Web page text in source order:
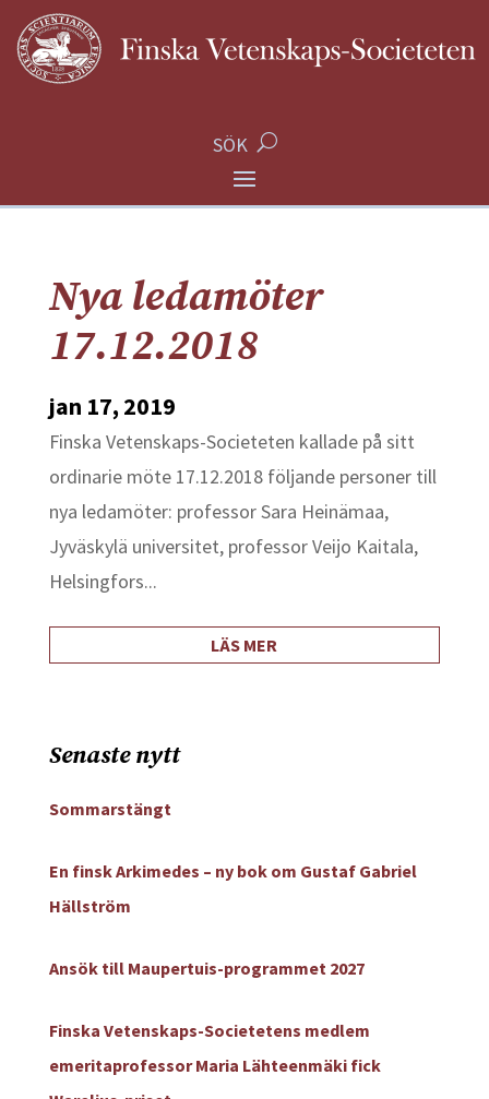
SÖK
Nya ledamöter
17.12.2018
jan 17, 2019
Finska Vetenskaps-Societeten kallade på sitt
ordinarie möte 17.12.2018 följande personer till
nya ledamöter: professor Sara Heinämaa,
Jyväskylä universitet, professor Veijo Kaitala,
Helsingfors...
LÄS MER
Senaste nytt
Sommarstängt
En finsk Arkimedes – ny bok om Gustaf Gabriel
Hällström
Ansök till Maupertuis-programmet 2027
Finska Vetenskaps-Societetens medlem
emeritaprofessor Maria Lähteenmäki fick